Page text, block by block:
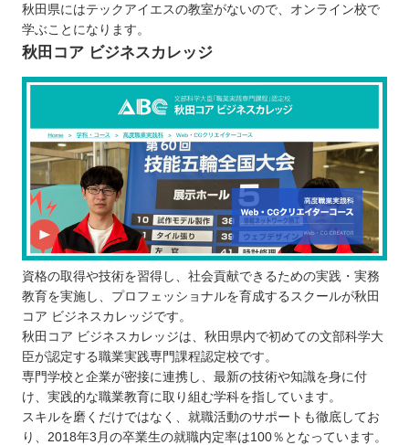
秋田県にはテックアイエスの教室がないので、オンライン校で
学ぶことになります。
秋田コア ビジネスカレッジ
資格の取得や技術を習得し、社会貢献できるための実践・実務
教育を実施し、プロフェッショナルを育成するスクールが秋田
コア ビジネスカレッジです。
秋田コア ビジネスカレッジは、秋田県内で初めての文部科学大
臣が認定する職業実践専門課程認定校です。
専門学校と企業が密接に連携し、最新の技術や知識を身に付
け、実践的な職業教育に取り組む学科を指しています。
スキルを磨くだけではなく、就職活動のサポートも徹底してお
り、2018年3月の卒業生の就職内定率は100％となっています。